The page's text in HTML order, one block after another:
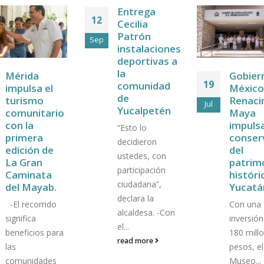
Mérida
impulsa el
turismo
comunitario
con la
primera
edición de
La Gran
Caminata
del Mayab.
-El recorrido
significa
beneficios para
las
comunidades
12
Sep
Entrega
Cecilia
Patrón
instalaciones
deportivas a
la
comunidad
de
Yucalpetén
“Esto lo
decidieron
ustedes, con
participación
ciudadana”,
declara la
alcaldesa. -Con
el...
read more
19
Jul
Maya
del
Con una
180
pesos,
Museo...